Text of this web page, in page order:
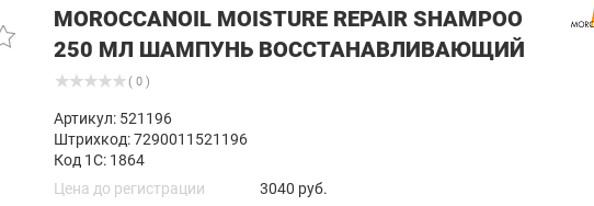
MOROCCANOIL MOISTURE REPAIR SHAMPOO
250 МЛ ШАМПУНЬ ВОССТАНАВЛИВАЮЩИЙ
( 0 )
Артикул: 521196
Штрихкод: 7290011521196
Код 1С: 1864
Цена до регистрации
3040 руб.